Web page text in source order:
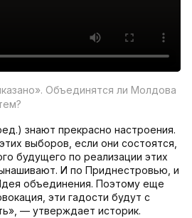
Объединятся ли Молдова
знают прекрасно настроения.
выборов, если они состоятся,
будущего по реализации этих
И по Приднестровью, и
объединения. Поэтому еще
эти гадости будут с
— утверждает историк.